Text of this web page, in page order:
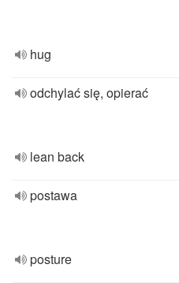
hug
odchylać się, opierać
lean back
postawa
posture